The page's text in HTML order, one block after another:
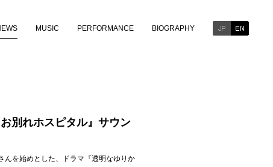
MUSIC PERFORMANCE BIOGRAPHY
別れホスピタル』サウン
んを始めとした、ドラマ『透明なゆりか